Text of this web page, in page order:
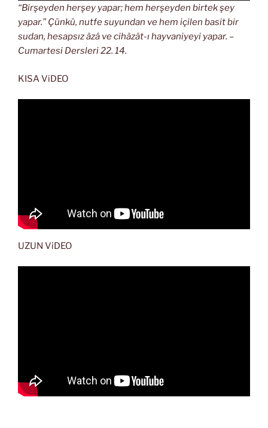
“Birşeyden herşey yapar; hem herşeyden birtek şey
yapar.” Çünkü, nutfe suyundan ve hem içilen basit bir
sudan, hesapsız âzâ ve cihâzât-ı hayvaniyeyi yapar. –
Cumartesi Dersleri 22. 14.
KISA ViDEO
UZUN ViDEO